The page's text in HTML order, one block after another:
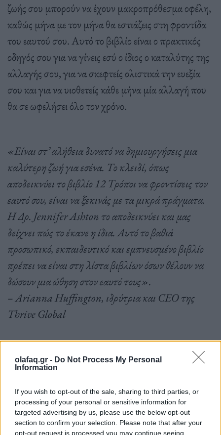
olafaq.gr - Do Not Process My Personal
Information
If you wish to opt-out of the sale, sharing to third parties, or
processing of your personal or sensitive information for
targeted advertising by us, please use the below opt-out
section to confirm your selection. Please note that after your
opt-out request is processed you may continue seeing
ζωής σου μπορούν να έχουν μακροπρόθεσμα οφέλη,
καθώς μήνα με τον μήνα θα εστιάζεις στη φροντίδα
του εαυτού σου. Αυτό το βιβλίο είναι ο πρακτικός
οδηγός σου για να γίνεις εσύ ο ίδιος ο καταλύτης της
αλλαγής σου, για να σκεφτείς ολιστικά την ευεξία
σου και για να υιοθετείς κάθε μήνα μία αλλαγή που
θα σε ωφελήσει όλο τον χρόνο.
«Είναι στ’ αλήθεια δυνατό να δημιουργήσεις μια
καλύτερη ζωή για εσένα. Το κλειδί, όπως
αποδεικνύει το βιβλίο 12 Tρόποι να φροντίσεις τον
εαυτό σου, είναι να ξεκινάς με τα μικρά πράγματα.
Η Δρ. Jennifer Ashton το αποδεικνύει και μας
δείχνει πώς το έκανε η ίδια. Αυτό το βαθιά
προσωπικό, εκπαιδευτικό και εμπνευσμένο βιβλίο
πρέπει να είναι στη λίστα βιβλίων όσων θέλουν να
δώσουν μια ώθηση στον εαυτό τους».
– Arianna Huffington, ιδρύτρια και CEO της
Thrive Global